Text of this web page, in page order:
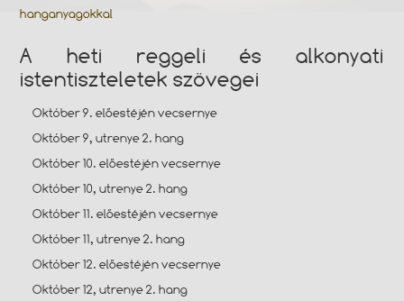
hanganyagokkal
A heti reggeli és alkonyati
istentiszteletek szövegei
Október 9. előestéjén vecsernye
Október 9, utrenye 2. hang
Október 10. előestéjén vecsernye
Október 10, utrenye 2. hang
Október 11. előestéjén vecsernye
Október 11, utrenye 2. hang
Október 12. előestéjén vecsernye
Október 12, utrenye 2. hang